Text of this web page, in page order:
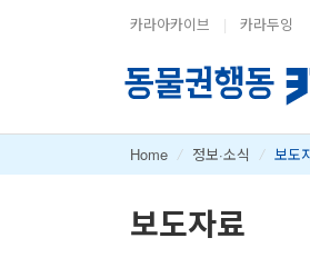
카라아카이브 | 카라두잉
Home / 정보·소식 / 보도
보도자료